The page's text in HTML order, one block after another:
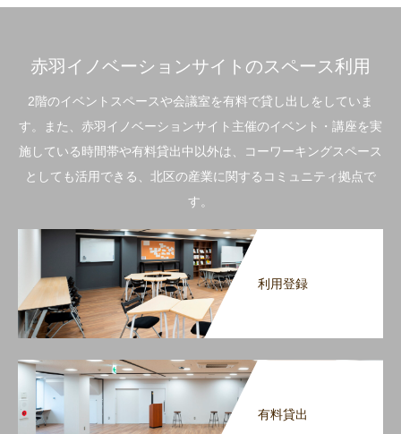
赤羽イノベーションサイトのスペース利用
2階のイベントスペースや会議室を有料で貸し出しをしていま
す。また、赤羽イノベーションサイト主催のイベント・講座を実
施している時間帯や有料貸出中以外は、コーワーキングスペース
としても活用できる、北区の産業に関するコミュニティ拠点で
す。
利用登録
有料貸出